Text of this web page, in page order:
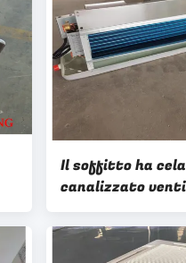
Il soffitto ha
canalizzato
raffreddato
d'aria di FCU